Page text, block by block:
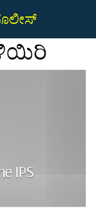
IPS